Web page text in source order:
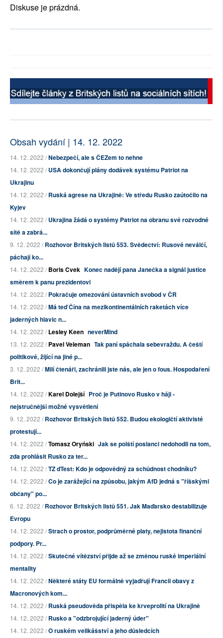
Diskuse je prázdná.
Obsah vydání | 14. 12. 2022
14. 12. 2022 /Nebezpečí, ale s ČEZem to nehne
14. 12. 2022 /USA dokončují plány dodávek systému Patriot na
Ukrajinu
14. 12. 2022 /Ruská agrese na Ukrajině: Ve středu Rusko zaútočilo na
Kyjev
14. 12. 2022 /Ukrajina žádá o systémy Patriot na obranu své rozvodné
sítě a zabrá...
9. 12. 2022 /Rozhovor Britských listů 553. Svědectví: Rusové neválčí,
páchají ko...
14. 12. 2022 /Boris Cvek Konec nadějí pana Janečka a signál justice
směrem k panu prezidentovi
14. 12. 2022 /Pokračuje omezování ústavních svobod v ČR
14. 12. 2022 /Má teď Čína na mezikontinentálních raketách více
jaderných hlavic n...
14. 12. 2022 /Lesley Keen neverMind
13. 12. 2022 /Pavel Veleman Tak paní spáchala sebevraždu. A čeští
politikové, žijící na jiné p...
3. 12. 2022 /Milí čtenáři, zachránili jste nás, ale jen o fous. Hospodaření
Brit...
14. 12. 2022 /Karel Dolejší Proč je Putinovo Rusko v háji -
nejstručnější možné vysvětlení
9. 12. 2022 /Rozhovor Britských listů 552. Budou ekologičtí aktivisté
protestují...
14. 12. 2022 /Tomasz Oryński Jak se polští poslanci nedohodli na tom,
zda prohlásit Rusko za ter...
14. 12. 2022 /TZ dTest: Kdo je odpovědný za schůdnost chodníku?
14. 12. 2022 /Co je zarážející na způsobu, jakým AfD jedná s "říšskými
občany" po...
6. 12. 2022 /Rozhovor Britských listů 551. Jak Maďarsko destabilizuje
Evropu
14. 12. 2022 /Strach o prostor, podprůměrné platy, nejistota finanční
podpory. Pr...
14. 12. 2022 /Skutečné vítězství přijde až se změnou ruské imperiální
mentality
14. 12. 2022 /Některé státy EU formálně vyjadřují Francii obavy z
Macronových kom...
14. 12. 2022 /Ruská pseudověda přispěla ke krveprolití na Ukrajině
14. 12. 2022 /Rusko a "odzbrojující jaderný úder"
14. 12. 2022 /O ruském velikášství a jeho důsledcích